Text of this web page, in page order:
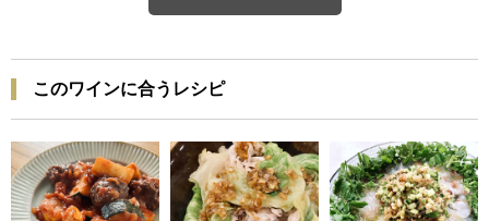
このワインに合うレシピ